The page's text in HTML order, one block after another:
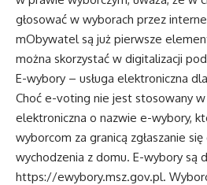
głosować w wyborach przez
mObywatel są już pierwsze
można skorzystać w digitalizacji
E-wybory – usługa elektroniczna
Choć e-voting nie jest stosowany w
elektroniczna o nazwie e-wybory,
wyborcom za granicą zgłaszanie
wychodzenia z domu. E-wybory są
https://ewybory.msz.gov.pl.